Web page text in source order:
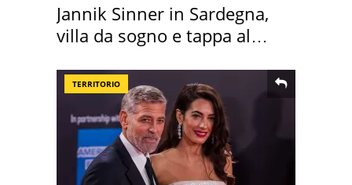
Jannik Sinner in Sardegna,
villa da sogno e tappa al
TERRITORIO